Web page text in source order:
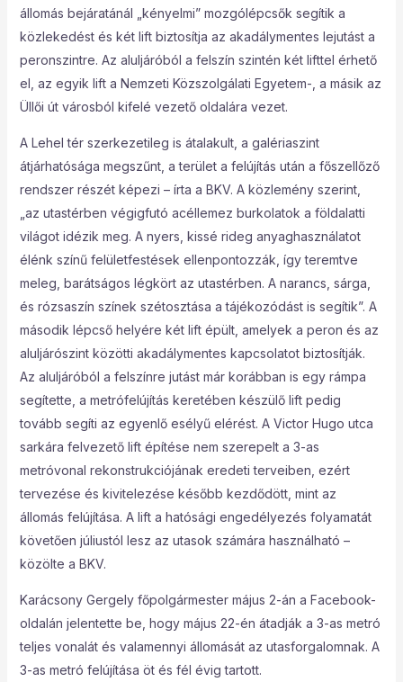
állomás bejáratánál „kényelmi” mozgólépcsők segítik a
közlekedést és két lift biztosítja az akadálymentes lejutást a
peronszintre. Az aluljáróból a felszín szintén két lifttel érhető
el, az egyik lift a Nemzeti Közszolgálati Egyetem-, a másik az
Üllői út városból kifelé vezető oldalára vezet.
A Lehel tér szerkezetileg is átalakult, a galériaszint
átjárhatósága megszűnt, a terület a felújítás után a főszellőző
rendszer részét képezi – írta a BKV. A közlemény szerint,
„az utastérben végigfutó acéllemez burkolatok a földalatti
világot idézik meg. A nyers, kissé rideg anyaghasználatot
élénk színű felületfestések ellenpontozzák, így teremtve
meleg, barátságos légkört az utastérben. A narancs, sárga,
és rózsaszín színek szétosztása a tájékozódást is segítik”. A
második lépcső helyére két lift épült, amelyek a peron és az
aluljárószint közötti akadálymentes kapcsolatot biztosítják.
Az aluljáróból a felszínre jutást már korábban is egy rámpa
segítette, a metrófelújítás keretében készülő lift pedig
tovább segíti az egyenlő esélyű elérést. A Victor Hugo utca
sarkára felvezető lift építése nem szerepelt a 3-as
metróvonal rekonstrukciójának eredeti terveiben, ezért
tervezése és kivitelezése később kezdődött, mint az
állomás felújítása. A lift a hatósági engedélyezés folyamatát
követően júliustól lesz az utasok számára használható –
közölte a BKV.
Karácsony Gergely főpolgármester május 2-án a Facebook-
oldalán jelentette be, hogy május 22-én átadják a 3-as metró
teljes vonalát és valamennyi állomását az utasforgalomnak. A
3-as metró felújítása öt és fél évig tartott.